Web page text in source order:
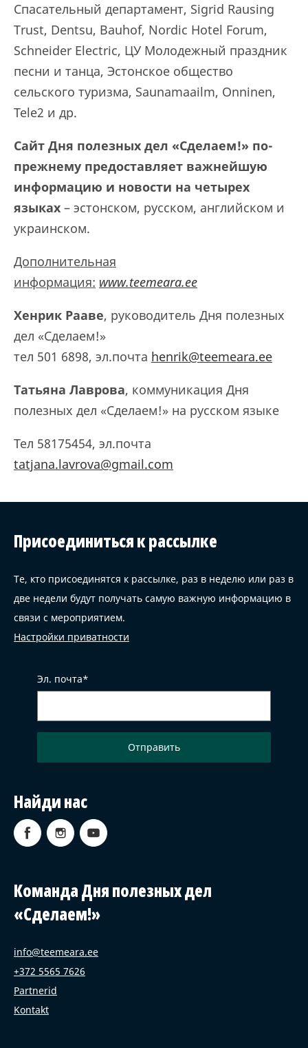
Спасательный департамент, Sigrid Rausing
Trust, Dentsu, Bauhof, Nordic Hotel Forum,
Schneider Electric, ЦУ Молодежный праздник
песни и танца, Эстонское общество
сельского туризма, Saunamaailm, Onninen,
Tele2 и др.
Сайт Дня полезных дел «Сделаем!» по-
прежнему предоставляет важнейшую
информацию и новости на четырех
языках – эстонском, русском, английском и
украинском.
Дополнительная
информация: www.teemeara.ee
Хенрик Рааве, руководитель Дня полезных
дел «Сделаем!»
тел 501 6898, эл.почта henrik@teemeara.ee
Татьяна Лаврова, коммуникация Дня
полезных дел «Сделаем!» на русском языке
Тел 58175454, эл.почта
tatjana.lavrova@gmail.com
Присоединиться к рассылке
Те, кто присоединятся к рассылке, раз в неделю или раз в
две недели будут получать самую важную информацию в
связи с мероприятием.
Настройки приватности
Эл. почта
Найди нас
Команда Дня полезных дел
«Сделаем!»
info@teemeara.ee
+372 5565 7626
Partnerid
Kontakt